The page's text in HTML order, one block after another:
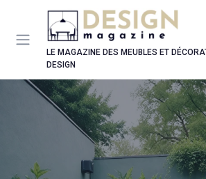
LE MAGAZINE DES MEUBLES ET
DESIGN
Panneau de gestion des cookies